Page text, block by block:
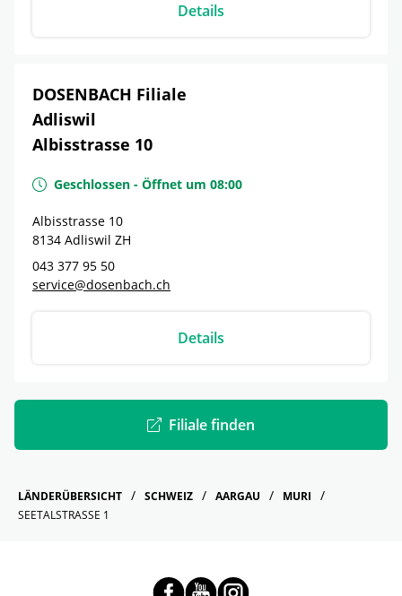
Details
DOSENBACH Filiale
Adliswil
Albisstrasse 10
Geschlossen - Öffnet um 08:00
Albisstrasse 10
8134 Adliswil ZH
043 377 95 50
service@dosenbach.ch
Details
Filiale finden
LÄNDERÜBERSICHT SCHWEIZ AARGAU
MURI
SEETALSTRASSE 1